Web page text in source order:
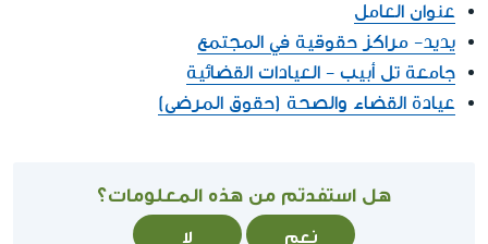
عنوان العامل
يديد- مراكز حقوقية في المجتمع
جامعة تل أبيب - العيادات القضائية
عيادة القضاء والصحة (حقوق المرضى)
هل استفدتم من هذه المعلومات؟
نعم لا